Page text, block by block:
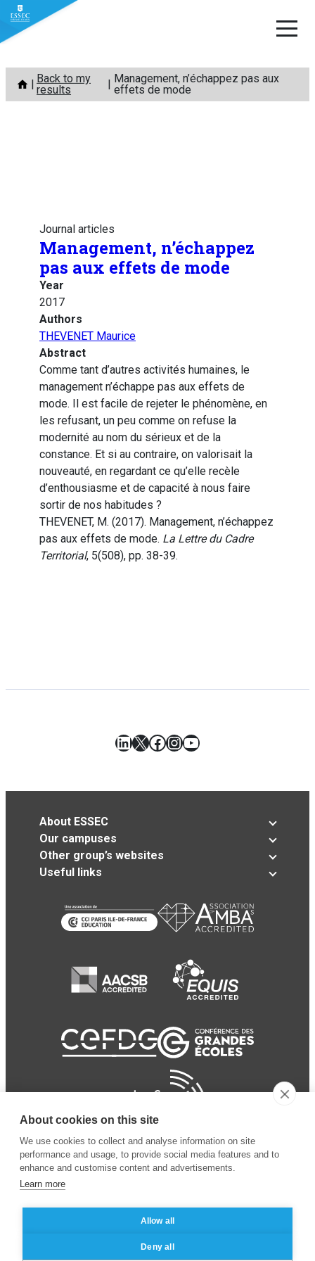
Skip
content
Back to my
results
Management, n’échappez pas aux
effets de mode
Journal articles
Management, n’échappez
pas aux effets de mode
Year
2017
Authors
THEVENET Maurice
Abstract
Comme tant d’autres activités humaines, le
management n’échappe pas aux effets de
mode. Il est facile de rejeter le phénomène, en
les refusant, un peu comme on refuse la
modernité au nom du sérieux et de la
constance. Et si au contraire, on valorisait la
nouveauté, en regardant ce qu’elle recèle
d’enthousiasme et de capacité à nous faire
sortir de nos habitudes ?
THEVENET, M. (2017). Management, n’échappez
pas aux effets de mode. La Lettre du Cadre
Territorial, 5(508), pp. 38-39.
LinkedIn
X Facebook
Instagram
YouTube
About ESSEC
Our campuses
Other group’s websites
Useful links
© 2024 ESSEC Business
School
Legal notice
privacy policy
About cookies on this site
We use cookies to collect and analyse information on site
performance and usage, to provide social media features and to
enhance and customise content and advertisements.
Learn more
Allow all
Deny all